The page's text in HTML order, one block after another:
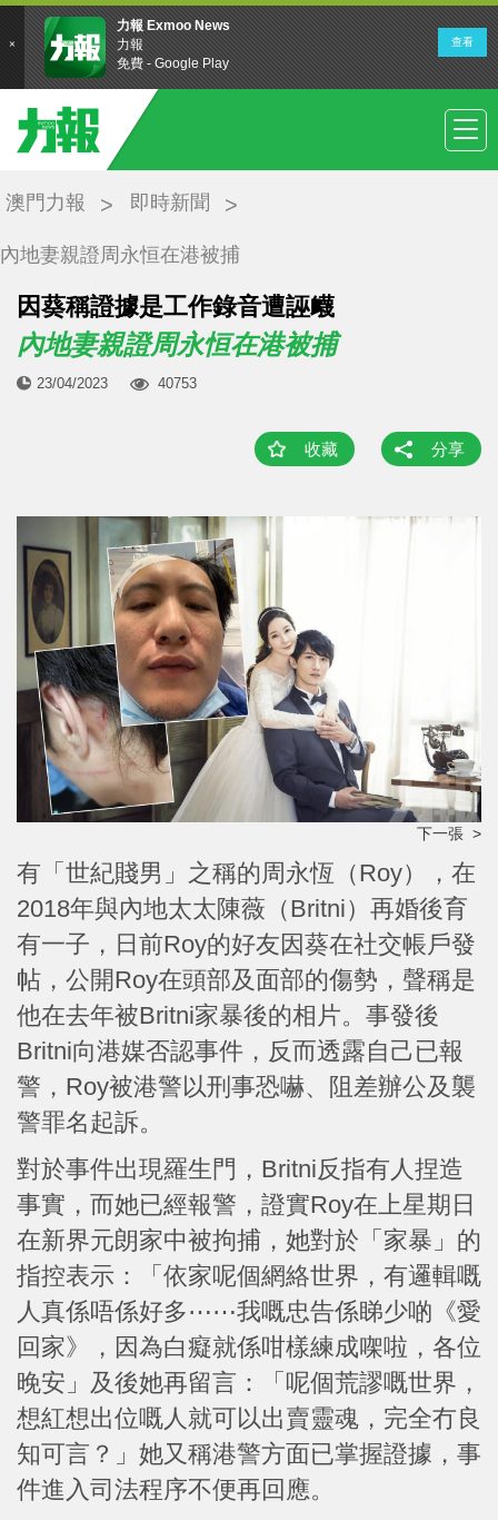
澳門力報 即時新聞
內地妻親證周永恒在港被捕
因葵稱證據是工作錄音遭誣衊
內地妻親證周永恒在港被捕
23/04/2023 40753
收藏 分享
下一張 >
有「世紀賤男」之稱的周永恆（Roy），在
2018年與內地太太陳薇（Britni）再婚後育
有一子，日前Roy的好友因葵在社交帳戶發
帖，公開Roy在頭部及面部的傷勢，聲稱是
他在去年被Britni家暴後的相片。事發後
Britni向港媒否認事件，反而透露自己已報
警，Roy被港警以刑事恐嚇、阻差辦公及襲
警罪名起訴。
對於事件出現羅生門，Britni反指有人捏造
事實，而她已經報警，證實Roy在上星期日
在新界元朗家中被拘捕，她對於「家暴」的
指控表示：「依家呢個網絡世界，有邏輯嘅
人真係唔係好多⋯⋯我嘅忠告係睇少啲《愛
回家》，因為白癡就係咁樣練成㗎啦，各位
晚安」及後她再留言：「呢個荒謬嘅世界，
想紅想出位嘅人就可以出賣靈魂，完全冇良
知可言？」她又稱港警方面已掌握證據，事
件進入司法程序不便再回應。